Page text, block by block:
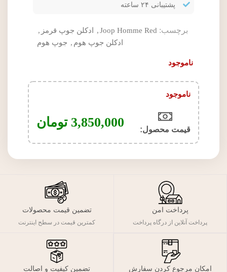
پشتیبانی ۲۴ ساعته
برچسب: Joop Homme Red
, ادکلن جوپ قرمز ,
ادکلن جوپ هوم , جوپ هوم
ناموجود
ناموجود
قیمت محصول:​ 3,850,000 تومان
پرداخت امن
پرداخت آنلاین از درگاه پرداخت
تضمین قیمت محصولات
کمترین قیمت در سطح اینترنت
امکان مرجوع کردن سفارش تضمین کیفیت و اصالت